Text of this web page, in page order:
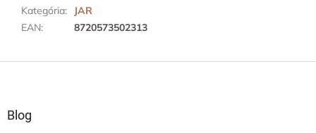
Kategória:
JAR
EAN: 8720573502313
Blog